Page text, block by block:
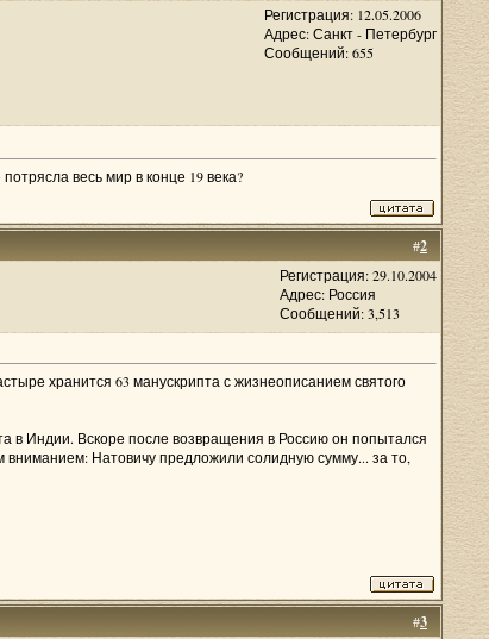
Регистрация: 12.05.2006
Адрес: Санкт - Петербург
Сообщений: 655
весь мир в конце 19 века?
#2
Регистрация: 29.10.2004
Адрес: Россия
Сообщений: 3,513
хранится 63 манускрипта с жизнеописанием святого
в Индии. Вскоре после возвращения в Россию он попытался
вниманием: Натовичу предложили солидную сумму... за то,
#3